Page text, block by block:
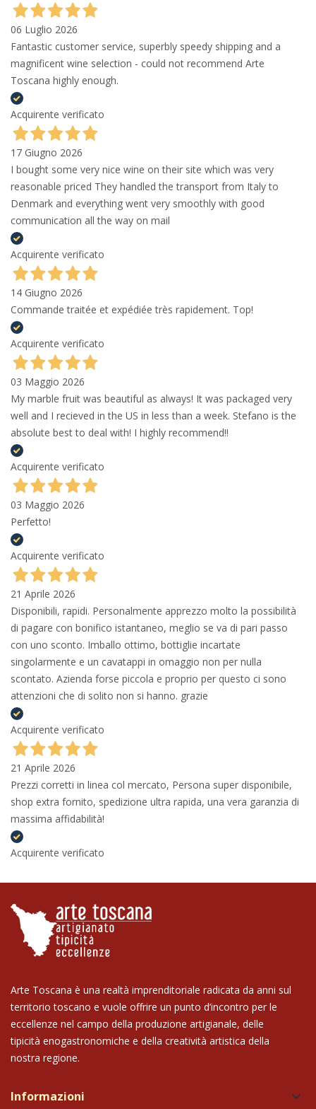
06 Luglio 2026
Fantastic customer service, superbly speedy shipping and a
magnificent wine selection - could not recommend Arte
Toscana highly enough.
Acquirente verificato
17 Giugno 2026
I bought some very nice wine on their site which was very
reasonable priced They handled the transport from Italy to
Denmark and everything went very smoothly with good
communication all the way on mail
Acquirente verificato
14 Giugno 2026
Commande traitée et expédiée très rapidement. Top!
Acquirente verificato
03 Maggio 2026
My marble fruit was beautiful as always! It was packaged very
well and I recieved in the US in less than a week. Stefano is the
absolute best to deal with! I highly recommend!!
Acquirente verificato
03 Maggio 2026
Perfetto!
Acquirente verificato
21 Aprile 2026
Disponibili, rapidi. Personalmente apprezzo molto la possibilità
di pagare con bonifico istantaneo, meglio se va di pari passo
con uno sconto. Imballo ottimo, bottiglie incartate
singolarmente e un cavatappi in omaggio non per nulla
scontato. Azienda forse piccola e proprio per questo ci sono
attenzioni che di solito non si hanno. grazie
Acquirente verificato
21 Aprile 2026
Prezzi corretti in linea col mercato, Persona super disponibile,
shop extra fornito, spedizione ultra rapida, una vera garanzia di
massima affidabilità!
Acquirente verificato
Arte Toscana è una realtà imprenditoriale radicata da anni sul
territorio toscano e vuole offrire un punto d’incontro per le
eccellenze nel campo della produzione artigianale, delle
tipicità enogastronomiche e della creatività artistica della
nostra regione.
Informazioni keyboard_arrow_down